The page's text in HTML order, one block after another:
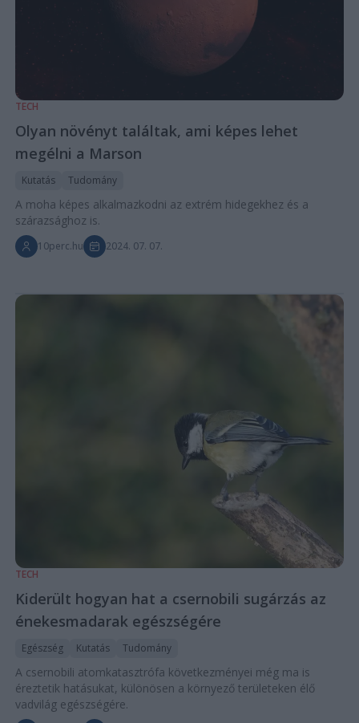
TECH
Olyan növényt találtak, ami képes lehet
megélni a Marson
Kutatás Tudomány
A moha képes alkalmazkodni az extrém hidegekhez és a
szárazsághoz is.
10perc.hu 2024. 07. 07.
TECH
Kiderült hogyan hat a csernobili sugárzás az
énekesmadarak egészségére
Egészség Kutatás Tudomány
A csernobili atomkatasztrófa következményei még ma is
éreztetik hatásukat, különösen a környező területeken élő
vadvilág egészségére.